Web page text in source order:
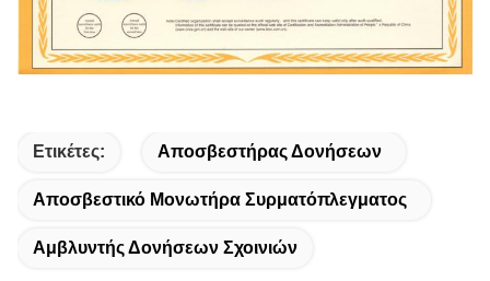
Ετικέτες: Αποσβεστήρας Δονήσεων
Αποσβεστικό Μονωτήρα Συρματόπλεγματος
Αμβλυντής Δονήσεων Σχοινιών